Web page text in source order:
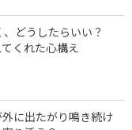
、どうしたらいい？
くれた心構え
に出たがり鳴き続け